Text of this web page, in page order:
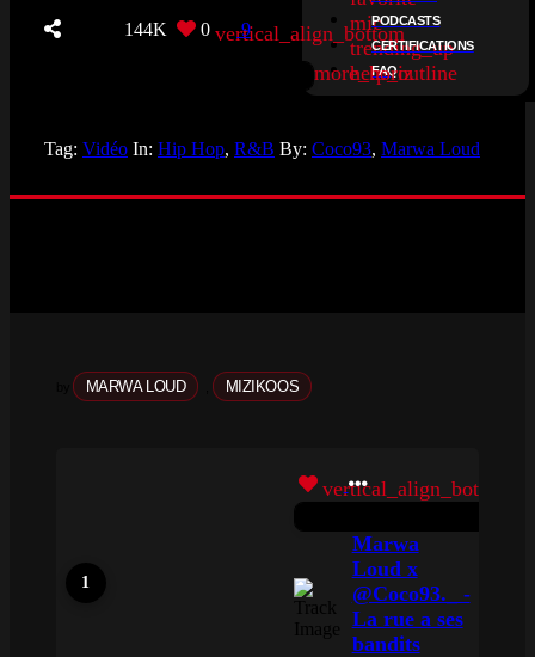
micPODCASTS
trending_up
CERTIFICATIONS
help_outline
FAQ
144K 0 vertical_align_bottom
9
more_horiz
Tag: Vidéo In: Hip Hop, R&B By: Coco93, Marwa Loud
MARWA LOUD MIZIKOOS
vertical_align_bottom
Marwa
Loud x
@Coco93._ -
La rue a ses
bandits